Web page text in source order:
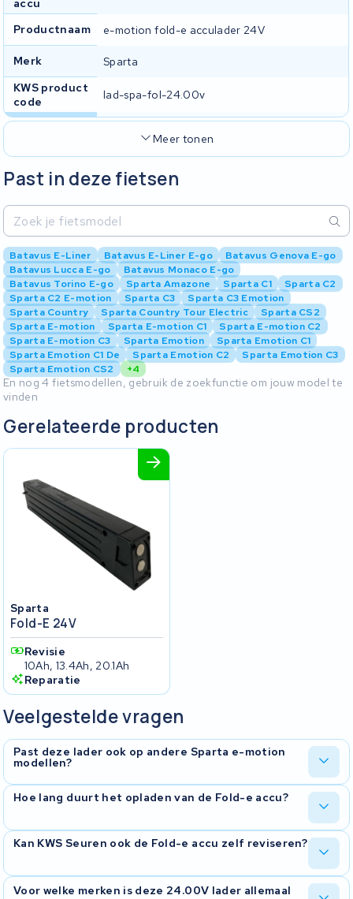
accu
Productnaam e-motion fold-e acculader 24V
Merk
Sparta
KWS product
code
lad-spa-fol-24.00v
Meer tonen
Past in deze fietsen
Batavus E-Liner Batavus E-Liner E-go
Batavus Genova E-go
Batavus Lucca E-go
Batavus Monaco E-go
Batavus Torino E-go
Sparta Amazone Sparta C1
Sparta C2
Sparta C2 E-motion
Sparta C3
Sparta C3 Emotion
Sparta Country
Sparta Country Tour Electric
Sparta CS2
Sparta E-motion
Sparta E-motion C1
Sparta E-motion C2
Sparta E-motion C3
Sparta Emotion
Sparta Emotion C1
Sparta Emotion C1 De
Sparta Emotion C2
Sparta Emotion C3
Sparta Emotion CS2
+4
En nog 4 fietsmodellen, gebruik de zoekfunctie om jouw model te
vinden
Gerelateerde producten
Sparta
Fold-E 24V
Revisie
10Ah, 13.4Ah, 20.1Ah
Reparatie
Veelgestelde vragen
Past deze lader ook op andere Sparta e-motion
modellen?
Nee, de Fold-e heeft een eigen connector die verschilt van de
grotere Sparta e-motion fietsen. De T2, C1, C2 en PMU-modellen
gebruiken andere aansluitingen. Bestel altijd de lader die specifiek
bij uw model hoort. Niet zeker? Stuur ons een foto van uw
Hoe lang duurt het opladen van de Fold-e accu?
De Fold-e heeft een relatief kleine accu, dus het laden gaat vlot.
Reken op 3 tot 4 uur voor een volle lading, afhankelijk van hoe
leeg de accu is. De LED op de lader geeft aan wanneer het klaar is.
Kan KWS Seuren ook de Fold-e accu zelf reviseren?
Ja. Als uw Fold-e accu minder ver komt dan vroeger, kunnen wij de
Voor welke merken is deze 24.00V lader allemaal